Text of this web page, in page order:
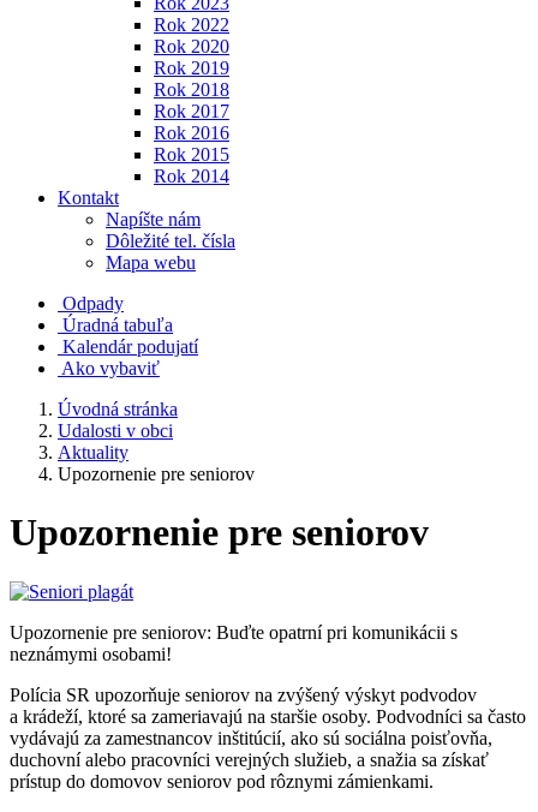
Rok 2022
Rok 2020
Rok 2019
Rok 2018
Rok 2017
Rok 2016
Rok 2015
Rok 2014
Kontakt
Napíšte nám
Dôležité tel. čísla
Mapa webu
Odpady
Úradná tabuľa
Kalendár podujatí
Ako vybaviť
Úvodná stránka
Udalosti v obci
Aktuality
Upozornenie pre seniorov
Upozornenie pre seniorov
Upozornenie pre seniorov: Buďte opatrní pri komunikácii s
neznámymi osobami!
Polícia SR upozorňuje seniorov na zvýšený výskyt podvodov
a krádeží, ktoré sa zameriavajú na staršie osoby. Podvodníci sa často
vydávajú za zamestnancov inštitúcií, ako sú sociálna poisťovňa,
duchovní alebo pracovníci verejných služieb, a snažia sa získať
prístup do domovov seniorov pod rôznymi zámienkami.